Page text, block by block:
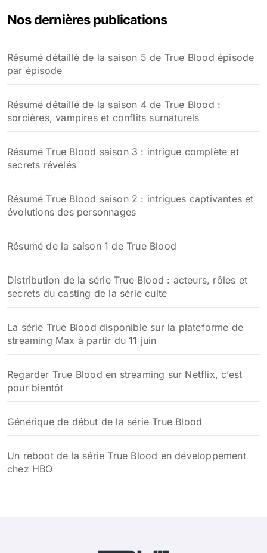
Nos dernières publications
Résumé détaillé de la saison 5 de True Blood épisode
par épisode
Résumé détaillé de la saison 4 de True Blood :
sorcières, vampires et conflits surnaturels
Résumé True Blood saison 3 : intrigue complète et
secrets révélés
Résumé True Blood saison 2 : intrigues captivantes et
évolutions des personnages
Résumé de la saison 1 de True Blood
Distribution de la série True Blood : acteurs, rôles et
secrets du casting de la série culte
La série True Blood disponible sur la plateforme de
streaming Max à partir du 11 juin
Regarder True Blood en streaming sur Netflix, c’est
pour bientôt
Générique de début de la série True Blood
Un reboot de la série True Blood en développement
chez HBO